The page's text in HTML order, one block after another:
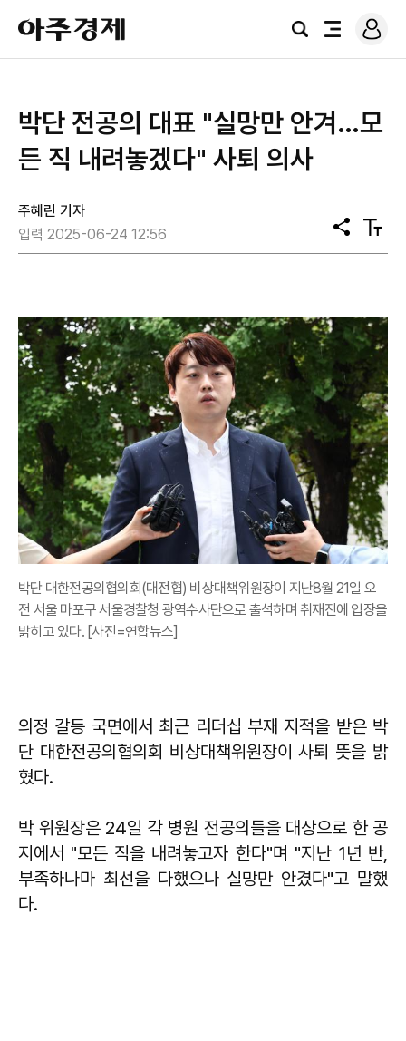
아
주
경
검
전
로
그
박단 전공의 대표 "실망만 안겨…모
든 직 내려놓겠다" 사퇴 의사
주혜린 기자
입력 2025-06-24 12:56
공
유
텍
스
박단 대한전공의협의회(대전협) 비상대책위원장이 지난8월 21일 오
전 서울 마포구 서울경찰청 광역수사단으로 출석하며 취재진에 입장을
밝히고 있다. [사진=연합뉴스]
의정 갈등 국면에서 최근 리더십 부재 지적을 받은 박
단 대한전공의협의회 비상대책위원장이 사퇴 뜻을 밝
혔다.
박 위원장은 24일 각 병원 전공의들을 대상으로 한 공
지에서 "모든 직을 내려놓고자 한다"며 "지난 1년 반,
부족하나마 최선을 다했으나 실망만 안겼다"고 말했
다.